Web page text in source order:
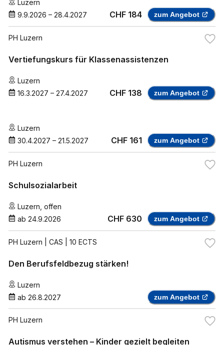
Luzern
9.9.2026 – 28.4.2027 CHF 184 zum Angebot
PH Luzern
Vertiefungskurs für Klassenassistenzen
Luzern
16.3.2027 – 27.4.2027 CHF 138 zum Angebot
Luzern
30.4.2027 – 21.5.2027 CHF 161 zum Angebot
PH Luzern
Schulsozialarbeit
Luzern offen
ab 24.9.2026 CHF 630 zum Angebot
PH Luzern | CAS | 10 ECTS
Den Berufsfeldbezug stärken!
Luzern
ab 26.8.2027 zum Angebot
PH Luzern
Autismus verstehen – Kinder gezielt begleiten